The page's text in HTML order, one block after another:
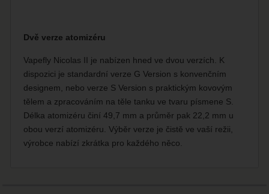
Dvě verze atomizéru
Vapefly Nicolas II je nabízen hned ve dvou verzích. K
dispozici je standardní verze G Version s konvenčním
designem, nebo verze S Version s praktickým kovovým
tělem a zpracováním na těle tanku ve tvaru písmene S.
Délka atomizéru činí 49,7 mm a průměr pak 22,2 mm u
obou verzí atomizéru. Výběr verze je čistě ve vaší režii,
výrobce nabízí zkrátka pro každého něco.